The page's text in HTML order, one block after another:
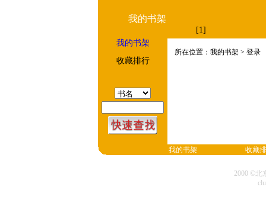
我的书架
[1]
我的书架
收藏排行
所在位置：我的书架 > 登录
我的书架 收藏
2000 ©北